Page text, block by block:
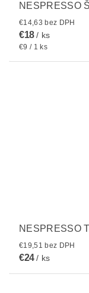
NESPRESSO
€14,63 bez DPH
€18/ ks
€9 / 1 ks
NESPRESSO
€19,51 bez DPH
€24/ ks